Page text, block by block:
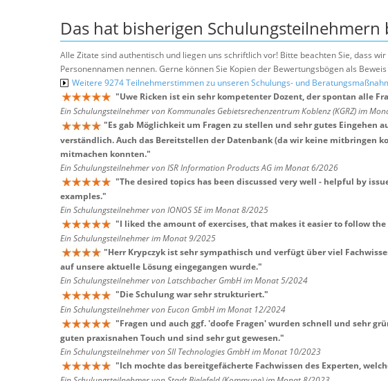
Das hat bisherigen Schulungsteilnehmern
Alle Zitate sind authentisch und liegen uns schriftlich vor! Bitte beachten Sie, dass
Personennamen nennen. Gerne können Sie Kopien der Bewertungsbögen als
Weitere 9274 Teilnehmerstimmen zu unseren Schulungs- und
"Uwe Ricken ist ein sehr kompetenter Dozent, der spontan alle
Ein Schulungsteilnehmer von Kommunales Gebietsrechenzentrum Koblenz (KGRZ) im
"Es gab Möglichkeit um Fragen zu stellen und sehr gutes Eingehen
verständlich. Auch das Bereitstellen der Datenbank (da wir keine mitbringen
mitmachen konnten."
Ein Schulungsteilnehmer von ISR Information Products AG im Monat 6/2026
"The desired topics has been discussed very well - helpful by
examples."
Ein Schulungsteilnehmer von IONOS SE im Monat 8/2025
"I liked the amount of exercises, that makes it easier to follow
Ein Schulungsteilnehmer im Monat 9/2025
"Herr Krypczyk ist sehr sympathisch und verfügt über viel
auf unsere aktuelle Lösung eingegangen wurde."
Ein Schulungsteilnehmer von Latschbacher GmbH im Monat 5/2024
"Die Schulung war sehr strukturiert."
Ein Schulungsteilnehmer von Eucon GmbH im Monat 12/2024
"Fragen und auch ggf. 'doofe Fragen' wurden schnell und sehr
guten praxisnahen Touch und sind sehr gut gewesen."
Ein Schulungsteilnehmer von SII Technologies GmbH im Monat 10/2023
"Ich mochte das bereitgefächerte Fachwissen des Experten,